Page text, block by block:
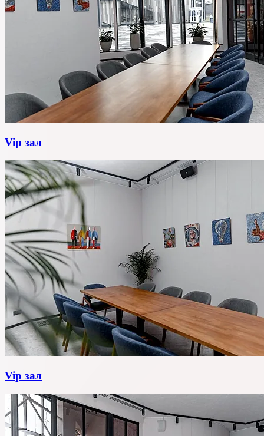
Vip зал
Vip зал